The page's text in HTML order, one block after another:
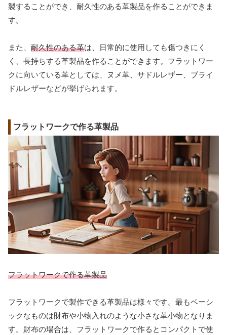
製することができ、耐久性のある革製品を作ることができま
す。
また、 耐久性のある革は、日常的に使用しても傷つきにく
く、長持ちする革製品を作ることができます。フラットワー
クに向いている革としては、ヌメ革、サドルレザー、ブライ
ドルレザーなどが挙げられます。
フラットワークで作る革製品
フラットワークで作る革製品
フラットワークで製作できる革製品は様々です。最もベーシ
ックなものは財布や小物入れのような小さな革小物となりま
す。財布の場合は、フラットワークで作るとコンパクトで使